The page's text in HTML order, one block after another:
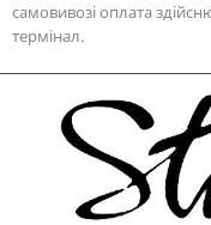
самовивозі оплата
термінал.